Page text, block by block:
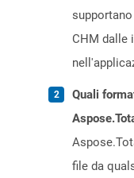
CHM dalle
Quali
file da